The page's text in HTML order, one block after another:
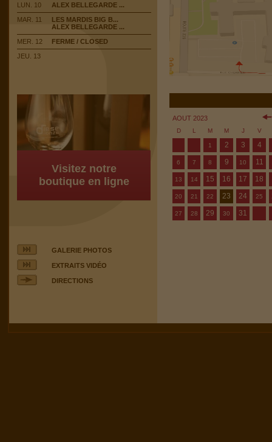
LUN. 10
ALEX BELLEGARDE ...
MAR. 11
LES MARDIS BIG B...
ALEX BELLEGARDE ...
MER. 12
FERME / CLOSED
JEU. 13
Visitez notre
boutique en ligne
GALERIE PHOTOS
EXTRAITS VIDÉO
DIRECTIONS
AOUT 2023
D L M M J V
1 2 3 4
6 7 8 9 10 11
13 14 15 16 17 18
20 21 22 23 24 25
27 28 29 30 31